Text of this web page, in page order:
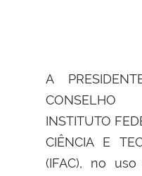
A
INSTITUTO
CIÊNCIA E
(IFAC), no